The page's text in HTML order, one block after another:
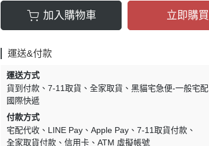
加入購物車 立即購買
運送&付款
運送方式
貨到付款
7-11取貨 全家取貨
黑貓宅急便-一般宅配
國際快遞
付款方式
宅配代收
LINE Pay Apple Pay
7-11取貨付款
全家取貨付款
信用卡 ATM 虛擬帳號